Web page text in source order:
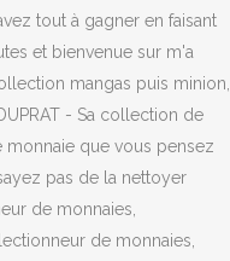
tout à gagner en faisant
et bienvenue sur m'a
mangas puis minion,
- Sa collection de
monnaie que vous pensez
pas de la nettoyer
de monnaies,
de monnaies,